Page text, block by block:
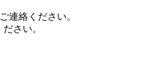
連絡ください。
さい。